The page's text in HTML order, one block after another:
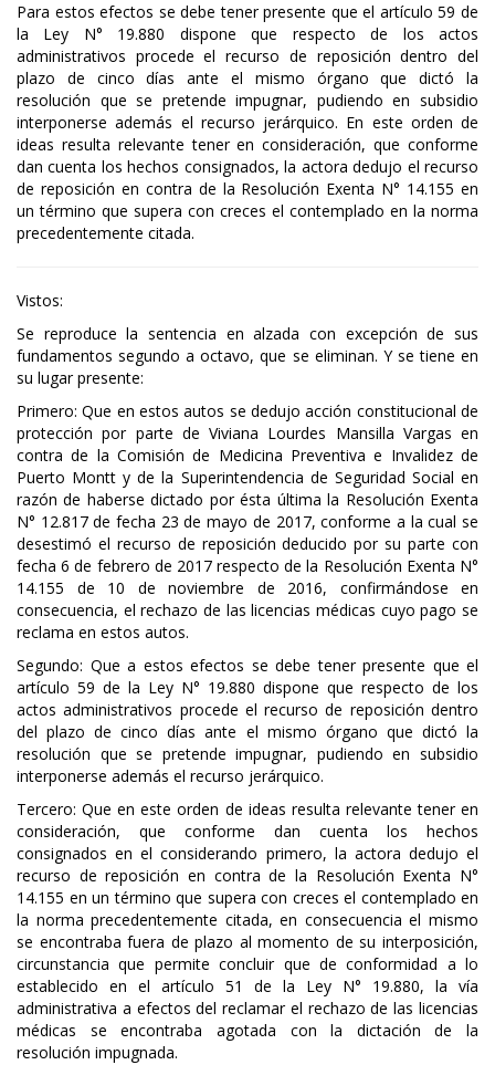
Para estos efectos se debe tener presente que el artículo 59 de
la Ley N° 19.880 dispone que respecto de los actos
administrativos procede el recurso de reposición dentro del
plazo de cinco días ante el mismo órgano que dictó la
resolución que se pretende impugnar, pudiendo en subsidio
interponerse además el recurso jerárquico. En este orden de
ideas resulta relevante tener en consideración, que conforme
dan cuenta los hechos consignados, la actora dedujo el recurso
de reposición en contra de la Resolución Exenta N° 14.155 en
un término que supera con creces el contemplado en la norma
precedentemente citada.
Vistos:
Se reproduce la sentencia en alzada con excepción de sus
fundamentos segundo a octavo, que se eliminan. Y se tiene en
su lugar presente:
Primero: Que en estos autos se dedujo acción constitucional de
protección por parte de Viviana Lourdes Mansilla Vargas en
contra de la Comisión de Medicina Preventiva e Invalidez de
Puerto Montt y de la Superintendencia de Seguridad Social en
razón de haberse dictado por ésta última la Resolución Exenta
N° 12.817 de fecha 23 de mayo de 2017, conforme a la cual se
desestimó el recurso de reposición deducido por su parte con
fecha 6 de febrero de 2017 respecto de la Resolución Exenta N°
14.155 de 10 de noviembre de 2016, confirmándose en
consecuencia, el rechazo de las licencias médicas cuyo pago se
reclama en estos autos.
Segundo: Que a estos efectos se debe tener presente que el
artículo 59 de la Ley N° 19.880 dispone que respecto de los
actos administrativos procede el recurso de reposición dentro
del plazo de cinco días ante el mismo órgano que dictó la
resolución que se pretende impugnar, pudiendo en subsidio
interponerse además el recurso jerárquico.
Tercero: Que en este orden de ideas resulta relevante tener en
consideración, que conforme dan cuenta los hechos
consignados en el considerando primero, la actora dedujo el
recurso de reposición en contra de la Resolución Exenta N°
14.155 en un término que supera con creces el contemplado en
la norma precedentemente citada, en consecuencia el mismo
se encontraba fuera de plazo al momento de su interposición,
circunstancia que permite concluir que de conformidad a lo
establecido en el artículo 51 de la Ley N° 19.880, la vía
administrativa a efectos del reclamar el rechazo de las licencias
médicas se encontraba agotada con la dictación de la
resolución impugnada.